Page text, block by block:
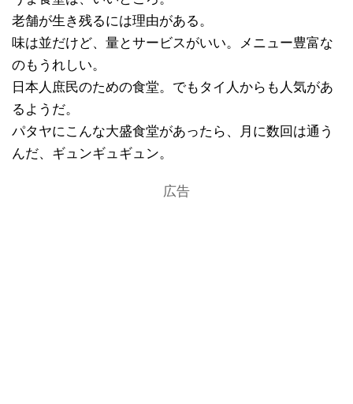
老舗が生き残るには理由がある。
味は並だけど、量とサービスがいい。メニュー豊富な
のもうれしい。
日本人庶民のための食堂。でもタイ人からも人気があ
るようだ。
パタヤにこんな大盛食堂があったら、月に数回は通う
んだ、ギュンギュギュン。
広告